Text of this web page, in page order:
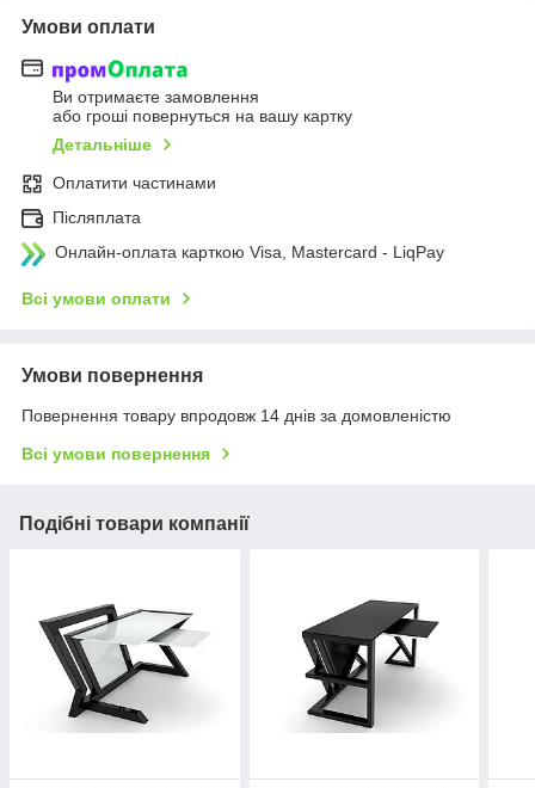
Умови оплати
Ви отримаєте замовлення
або гроші повернуться на вашу картку
Детальніше
Оплатити частинами
Післяплата
Онлайн-оплата карткою Visa, Mastercard - LiqPay
Всі умови оплати
Умови повернення
Повернення товару впродовж 14 днів за домовленістю
Всі умови повернення
Подібні товари компанії